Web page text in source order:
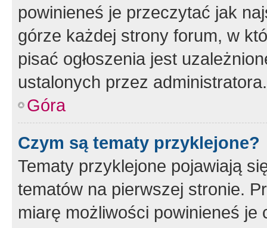
powinieneś je przeczytać jak
górze każdej strony forum, w
pisać ogłoszenia jest
ustalonych przez administratora.
Góra
Czym są tematy przyklejone?
Tematy przyklejone pojawiają
tematów na pierwszej stronie.
miarę możliwości powinieneś je